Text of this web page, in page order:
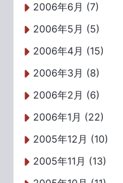
2006年6月 (7)
2006年5月 (5)
2006年4月 (15)
2006年3月 (8)
2006年2月 (6)
2006年1月 (22)
2005年12月 (10)
2005年11月 (13)